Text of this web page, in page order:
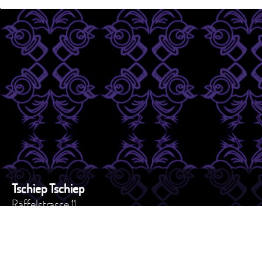
Tschiep Tschiep
Räffelstrasse 11